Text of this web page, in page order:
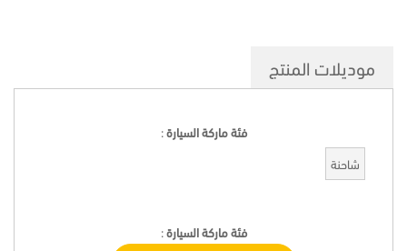
موديلات المنتج
فئة ماركة السيارة:
شاحنة
فئة ماركة السيارة: